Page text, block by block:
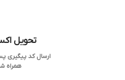
تحویل
ارسال کد پیگیری
همراه